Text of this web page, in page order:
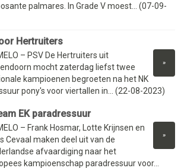
palmares. In Grade V moest... (07-09-
Hertruiters
»
– PSV De Hertruiters uit
mocht zaterdag liefst twee
kampioenen begroeten na het NK
pony's voor viertallen in... (22-08-2023)
EK paradressuur
»
– Frank Hosmar, Lotte Krijnsen en
Cevaal maken deel uit van de
afvaardiging naar het
kampioenschap paradressuur voor...